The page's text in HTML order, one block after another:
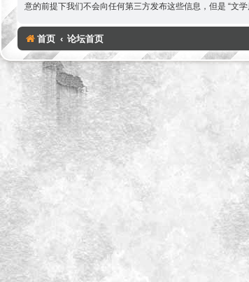
意的前提下我们不会向任何第三方发布这些信息，但是 “文
首页 论坛首页